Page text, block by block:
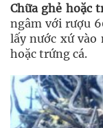
Chữa ghẻ hoặc
ngâm với rượu
lấy nước xứ vào
hoặc trứng cá.